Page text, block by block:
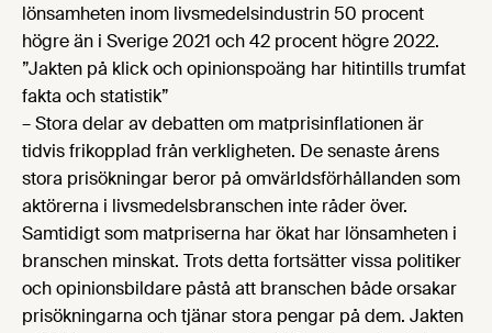
lönsamheten inom livsmedelsindustrin 50 procent
högre än i Sverige 2021 och 42 procent högre 2022.
”Jakten på klick och opinionspoäng har hitintills trumfat
fakta och statistik”
– Stora delar av debatten om matprisinflationen är
tidvis frikopplad från verkligheten. De senaste årens
stora prisökningar beror på omvärldsförhållanden som
aktörerna i livsmedelsbranschen inte råder över.
Samtidigt som matpriserna har ökat har lönsamheten i
branschen minskat. Trots detta fortsätter vissa politiker
och opinionsbildare påstå att branschen både orsakar
prisökningarna och tjänar stora pengar på dem. Jakten